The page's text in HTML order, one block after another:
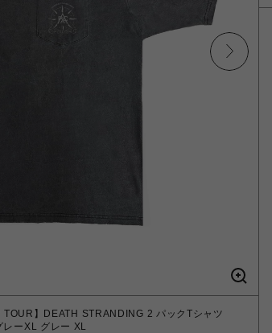
】DEATH STRANDING 2 パックTシャツ
レーXL グレー XL